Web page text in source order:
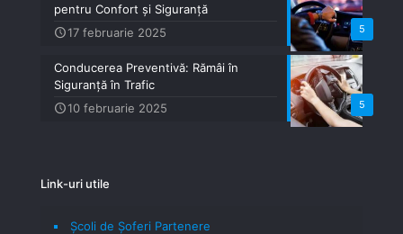
5
pentru Confort și Siguranță
17 februarie 2025
5
Conducerea Preventivă: Rămâi în
Siguranță în Trafic
10 februarie 2025
Link-uri utile
Școli de Șoferi Partenere